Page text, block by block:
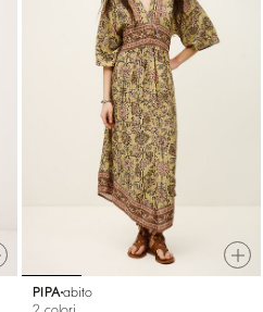
PIPA abito